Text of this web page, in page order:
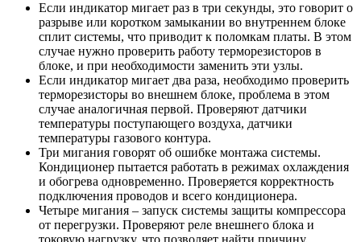
Если индикатор мигает раз в три секунды, это говорит о
разрыве или коротком замыкании во внутреннем блоке
сплит системы, что приводит к поломкам платы. В этом
случае нужно проверить работу терморезисторов в
блоке, и при необходимости заменить эти узлы.
Если индикатор мигает два раза, необходимо проверить
терморезисторы во внешнем блоке, проблема в этом
случае аналогичная первой. Проверяют датчики
температуры поступающего воздуха, датчики
температуры газового контура.
Три мигания говорят об ошибке монтажа системы.
Кондиционер пытается работать в режимах охлаждения
и обогрева одновременно. Проверяется корректность
подключения проводов и всего кондиционера.
Четыре мигания – запуск системы защиты компрессора
от перегрузки. Проверяют реле внешнего блока и
токовую нагрузку, что позволяет найти причину,